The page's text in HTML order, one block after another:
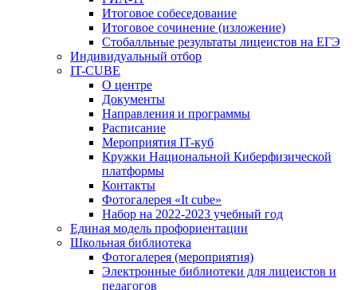
Итоговое собеседование
Итоговое сочинение (изложение)
Стобалльные результаты лицеистов на ЕГЭ
Индивидуальный отбор
IT-CUBE
О центре
Документы
Направления и программы
Расписание
Мероприятия IT-куб
Кружки Национальной Киберфизической
платформы
Контакты
Фотогалерея «It cube»
Набор на 2022-2023 учебный год
Единая модель профориентации
Школьная библиотека
Фотогалерея (мероприятия)
Электронные библиотеки для лицеистов и
педагогов